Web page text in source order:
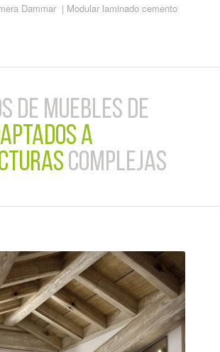
Dammar | Modular laminado cemento
DE MUEBLES DE
A
COMPLEJAS